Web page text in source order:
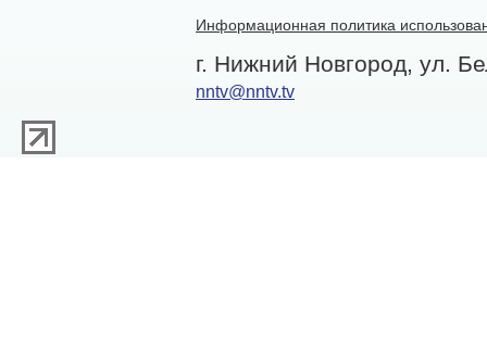
Информационная политика
г. Нижний Новгород, ул.
nntv@nntv.tv